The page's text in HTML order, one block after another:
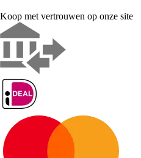
Koop met vertrouwen op onze site